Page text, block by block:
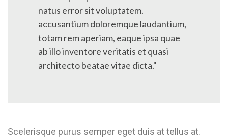
natus error sit voluptatem.
accusantium doloremque laudantium,
totam rem aperiam, eaque ipsa quae
ab illo inventore veritatis et quasi
architecto beatae vitae dicta."
Scelerisque purus semper eget duis at tellus at.